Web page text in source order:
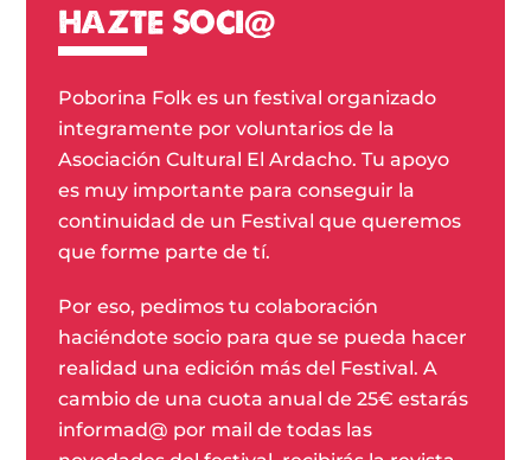
HAZTE SOCI@
Poborina Folk es un festival organizado
integramente por voluntarios de la
Asociación Cultural El Ardacho. Tu apoyo
es muy importante para conseguir la
continuidad de un Festival que queremos
que forme parte de tí.
Por eso, pedimos tu colaboración
haciéndote socio para que se pueda hacer
realidad una edición más del Festival. A
cambio de una cuota anual de 25€ estarás
informad@ por mail de todas las